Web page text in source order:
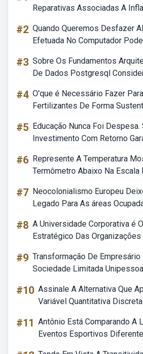
Reparativas Associadas A
#2 Quando Queremos Desfazer
Efetuada No Computador
#3 Sobre Os Fundamentos
De Dados Postgresql
#4 O'que é Necessário Fazer
Fertilizantes De Forma
#5 Educação Nunca Foi
Investimento Com Retorno
#6 Represente A Temperatura
Termômetro Abaixo Na Escala
#7 Neocolonialismo Europeu
Legado Para As áreas
#8 A Universidade Corporativa é
Estratégico Das Organizações
#9 Transformação De Empresário
Sociedade Limitada
#10 Assinale A Alternativa Que
Variável Quantitativa Discreta
#11 Antônio Está Comparando A
Eventos Esportivos